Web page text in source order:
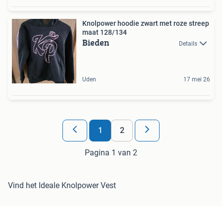
Knolpower hoodie zwart met roze streep
maat 128/134
Bieden Details
Uden 17 mei 26
1 2
Pagina 1 van 2
Vind het Ideale Knolpower Vest